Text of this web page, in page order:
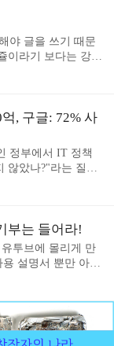
사도 마찬가지였
로 받을 수도 있기
는 것은 네이버 비
니다.통신사의 무
야 글을 쓰기 때문
이라기 보다는 강제
네요. 통신사 비판
있었던 증거 조작
대한 것 등등... 한
되는 문제들에 대
입니다. 저는 이미
특허이기도 합니
, 구글: 72% 사
정부에서 IT 정책
않았나?"라는 질문
현 정부에서 어떤
지는 대한민국이란
니다. 뭐 어떻게 하
가 분명히 존재했
은 유투브에 절대
부는 들어라!
투브에 몰리게 만
설명서 뿐만 아니
로 만들어져 유투
1000만 조회수를 달
준히 콘텐츠를 올려
로 삼기에 충분합